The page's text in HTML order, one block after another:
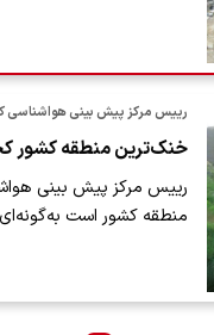
رییس مرکز پیش بینی هواشناسی
خنک‌ترین منطقه کشور
رییس مرکز پیش بینی
منطقه کشور است